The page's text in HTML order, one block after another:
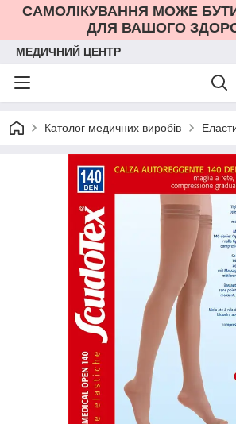
САМОЛІКУВАННЯ МОЖЕ
ДЛЯ ВАШОГО
МЕДИЧНИЙ ЦЕНТР
Католог медичних виробів